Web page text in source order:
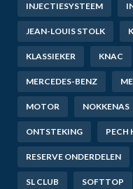
INJECTIESYSTEEM
JEAN-LOUIS STOLK
KLASSIEKER KNAC
MERCEDES-BENZ
MOTOR NOKKENAS
ONTSTEKING PECH
RESERVE ONDERDELEN
SL CLUB SOFTTOP